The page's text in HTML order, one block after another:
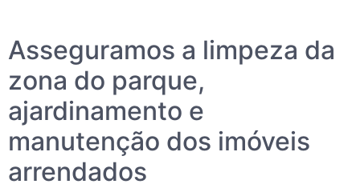
Asseguramos a limpeza da
zona do parque,
ajardinamento e
manutenção dos imóveis
arrendados